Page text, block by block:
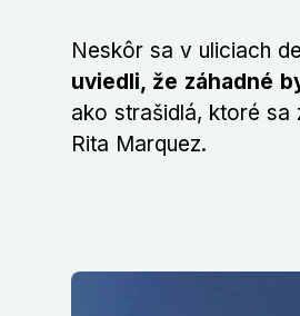
Neskôr sa v uliciach
uviedli, že záhadné
ako strašidlá, ktoré sa
Rita Marquez.